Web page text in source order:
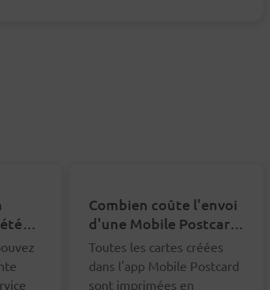
Combien coûte l'envoi
d'une Mobile Postcard
?
Toutes les cartes créées
dans l'app Mobile Postcard
sont imprimées en